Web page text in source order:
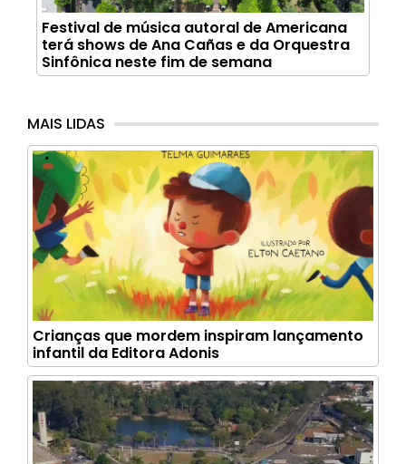
Festival de música autoral de Americana
terá shows de Ana Cañas e da Orquestra
Sinfônica neste fim de semana
MAIS LIDAS
Crianças que mordem inspiram lançamento
infantil da Editora Adonis